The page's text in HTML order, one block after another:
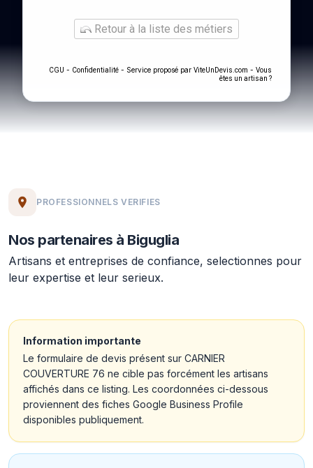
Retour à la liste des métiers
CGU - Confidentialité - Service proposé par ViteUnDevis.com - Vous
êtes un artisan ?
PROFESSIONNELS VERIFIES
Nos partenaires à Biguglia
Artisans et entreprises de confiance, selectionnes pour
leur expertise et leur serieux.
Information importante
Le formulaire de devis présent sur CARNIER
COUVERTURE 76 ne cible pas forcément les artisans
affichés dans ce listing. Les coordonnées ci-dessous
proviennent des fiches Google Business Profile
disponibles publiquement.